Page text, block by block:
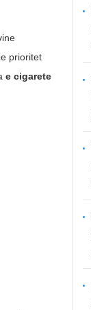
prioritet
e cigarete